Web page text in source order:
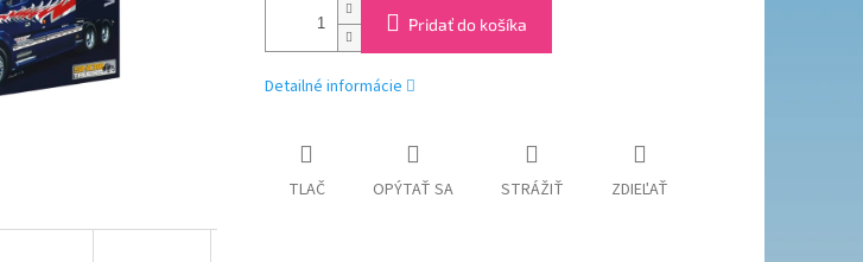
Pridať do košíka
Detailné informácie
TLAČ OPÝTAŤ SA STRÁŽIŤ ZDIEĽAŤ